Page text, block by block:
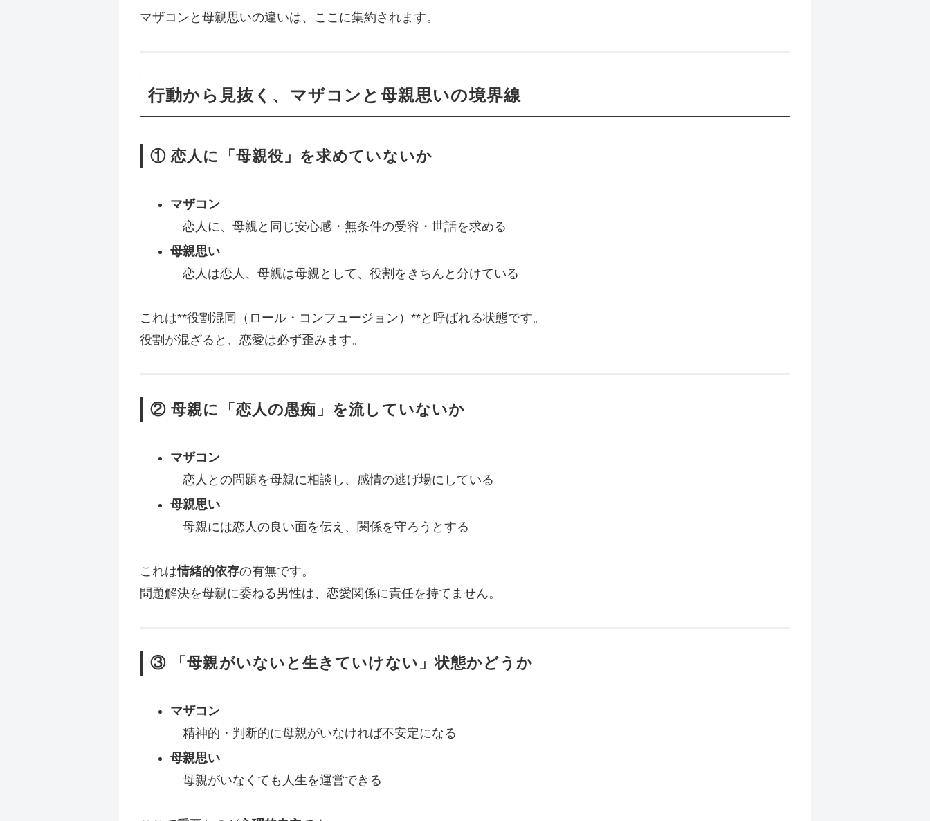
マザコンと母親思いの違いは、ここに集約されます。
行動から見抜く、マザコンと母親思いの境界線
① 恋人に「母親役」を求めていないか
マザコン
恋人に、母親と同じ安心感・無条件の受容・世話を求める
母親思い
恋人は恋人、母親は母親として、役割をきちんと分けている
これは**役割混同（ロール・コンフュージョン）**と呼ばれる状態です。
役割が混ざると、恋愛は必ず歪みます。
② 母親に「恋人の愚痴」を流していないか
マザコン
恋人との問題を母親に相談し、感情の逃げ場にしている
母親思い
母親には恋人の良い面を伝え、関係を守ろうとする
これは情緒的依存の有無です。
問題解決を母親に委ねる男性は、恋愛関係に責任を持てません。
③ 「母親がいないと生きていけない」状態かどうか
マザコン
精神的・判断的に母親がいなければ不安定になる
母親思い
母親がいなくても人生を運営できる